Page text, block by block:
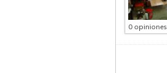
0 opiniones